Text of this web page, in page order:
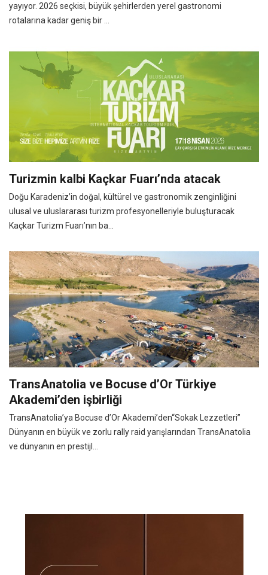
yayıyor. 2026 seçkisi, büyük şehirlerden yerel gastronomi
rotalarına kadar geniş bir ...
Turizmin kalbi Kaçkar Fuarı’nda atacak
Doğu Karadeniz’in doğal, kültürel ve gastronomik zenginliğini
ulusal ve uluslararası turizm profesyonelleriyle buluşturacak
Kaçkar Turizm Fuarı’nın ba...
TransAnatolia ve Bocuse d’Or Türkiye
Akademi’den işbirliği
TransAnatolia’ya Bocuse d’Or Akademi’den“Sokak Lezzetleri”
Dünyanın en büyük ve zorlu rally raid yarışlarından TransAnatolia
ve dünyanın en prestijl...